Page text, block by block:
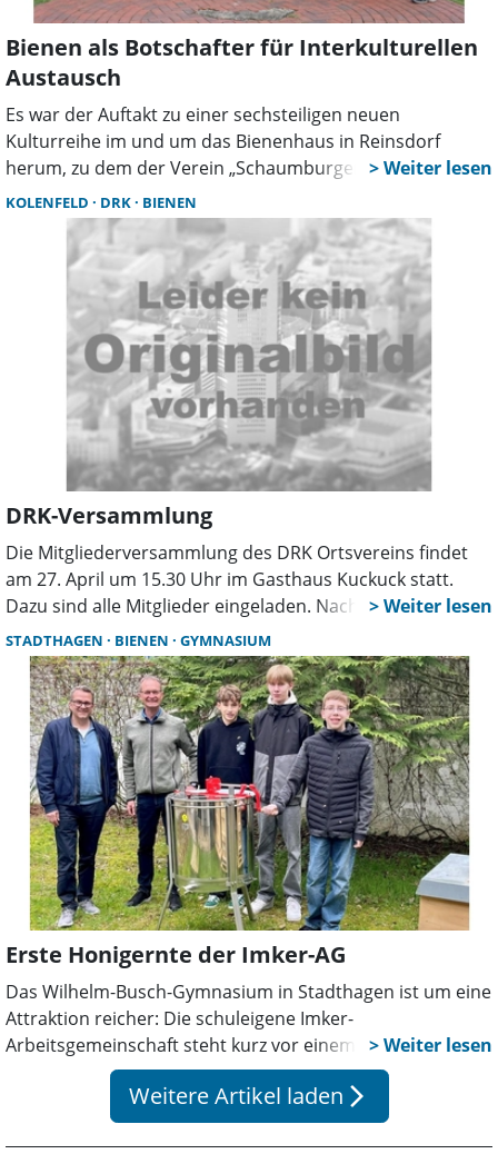
Bienen als Botschafter für Interkulturellen
Austausch
Es war der Auftakt zu einer sechsteiligen neuen
Kulturreihe im und um das Bienenhaus in Reinsdorf
herum, zu dem der Verein „Schaumburger Bienenhaus“
geladen hatte. „Wir wollen heute mit einem neuen Format
starten“, erklärte Dietmar Post der für die kulturellen
Projekte zuständig ist und die Veranstaltungsreihe mit
dem Namen Kulturwabe vorstellte.
KOLENFELD DRK BIENEN
DRK-Versammlung
Die Mitgliederversammlung des DRK Ortsvereins findet
am 27. April um 15.30 Uhr im Gasthaus Kuckuck statt.
Dazu sind alle Mitglieder eingeladen. Nach der
Versammlung ist Bienenexperte Martin Koloff zu Gast
und wird Interessantes über die Nutztiere,
Honigqualitäten im In-und Ausland sowie Importware
erzählen. Anmeldung unter 05031/2911 oder
05031/12387.
STADTHAGEN BIENEN GYMNASIUM
Erste Honigernte der Imker-AG
Das Wilhelm-Busch-Gymnasium in Stadthagen ist um eine
Attraktion reicher: Die schuleigene Imker-
Arbeitsgemeinschaft steht kurz vor einem “süßen
Höhepunkt” ihrer Arbeit. Drei Bienenvölker sind unter der
Obhut der Imker AG herangewachsen und erweisen sich
als außerordentlich fleißig. Nun kündigt sich die erste
Weitere Artikel laden arrow_forward_ios